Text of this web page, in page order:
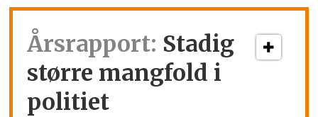
Årsrapport: Stadig
større mangfold i
politiet